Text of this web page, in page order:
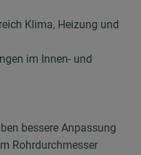
Klima, Heizung und
im Innen- und
bessere Anpassung
Rohrdurchmesser